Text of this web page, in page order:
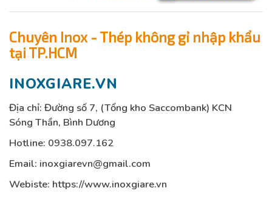
Chuyên Inox - Thép không gỉ nhập khẩu
tại TP.HCM
INOXGIARE.VN
Địa chỉ: Đường số 7, (Tổng kho Saccombank) KCN
Sóng Thần, Bình Dương
Hotline: 0938.097.162
Email: inoxgiarevn@gmail.com
Webiste: https://www.inoxgiare.vn